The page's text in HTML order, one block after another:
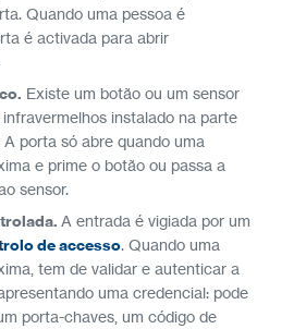
Quando uma pessoa é
é activada para abrir
Existe um botão ou um sensor
instalado na parte
porta só abre quando uma
e prime o botão ou passa a
sensor.
A entrada é vigiada por um
de accesso. Quando uma
tem de validar e autenticar a
uma credencial: pode
porta-chaves, um código de